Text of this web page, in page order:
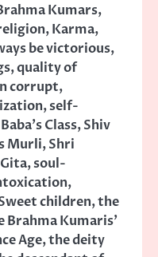
Kumars,
,Karma,
be victorious,
,quality of
corrupt,
,self-
Class,Shiv
Murli,Shri
,soul-
,
children,the
Brahma Kumaris'
Age,the deity